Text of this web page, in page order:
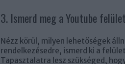
3. Ismerd meg a Youtube
Nézz körül, milyen lehetőségek
rendelkezésedre, ismerd ki a
Tapasztalatra lesz szükséged,